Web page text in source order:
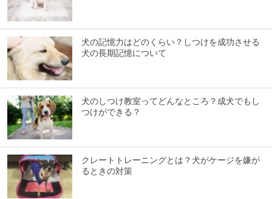
犬の記憶力はどのくらい？しつけを成功させる
犬の長期記憶について
犬のしつけ教室ってどんなところ？成犬でもし
つけができる？
クレートトレーニングとは？犬がケージを嫌が
るときの対策